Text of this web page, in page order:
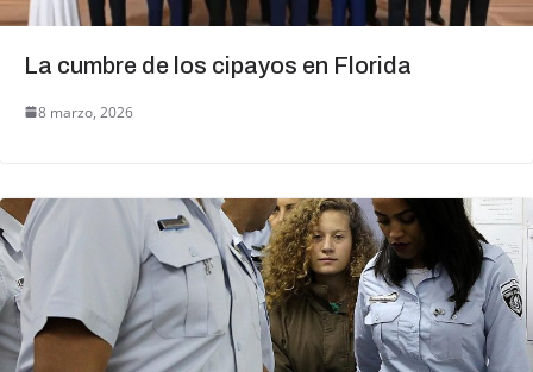
La cumbre de los cipayos en Florida
8 marzo, 2026